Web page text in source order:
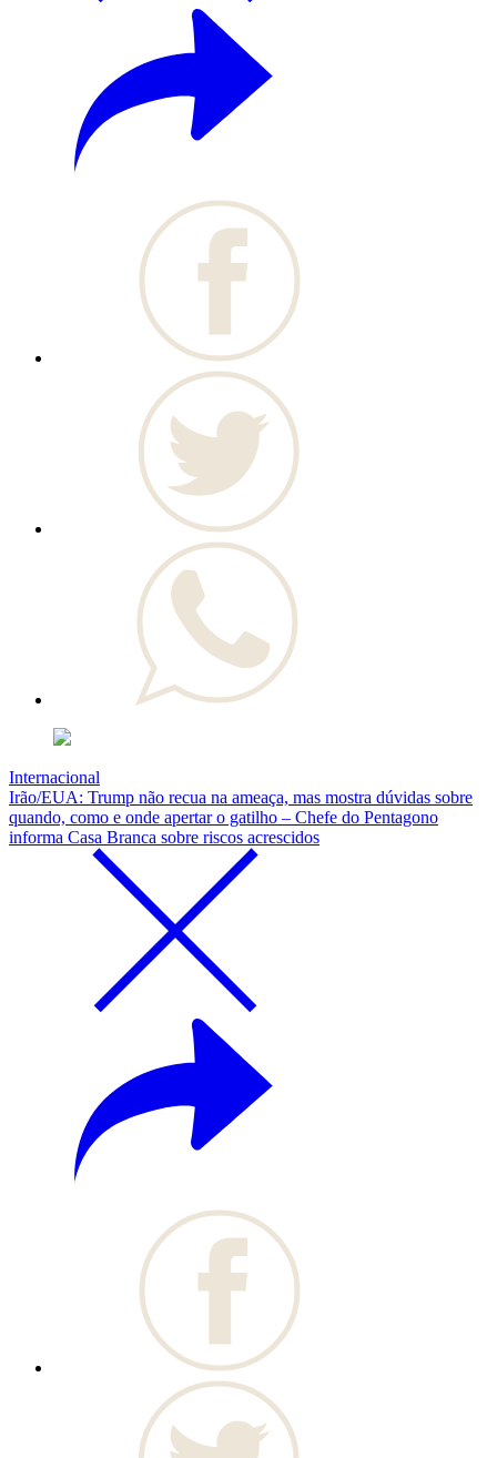
Internacional
Irão/EUA: Trump não recua na ameaça, mas mostra dúvidas sobre
quando, como e onde apertar o gatilho – Chefe do Pentagono
informa Casa Branca sobre riscos acrescidos